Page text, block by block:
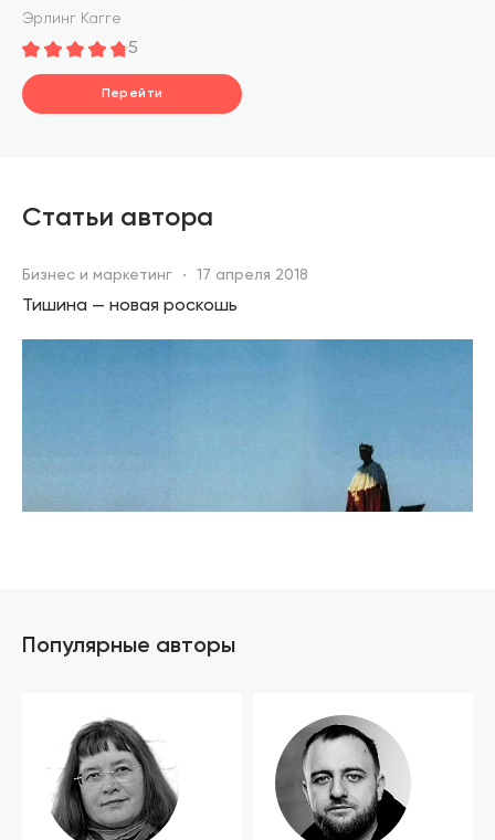
большого города
Эрлинг Кагге
5
Перейти
Статьи автора
Бизнес и маркетинг 17 апреля 2018
Тишина — новая роскошь
Популярные авторы